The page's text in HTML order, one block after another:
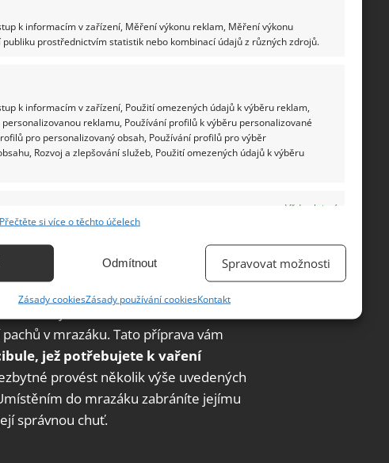
k informacím v zařízení, Měření výkonu reklam, Měření výkonu
prostřednictvím statistik nebo kombinací údajů z různých zdrojů.
k informacím v zařízení, Použití omezených údajů k výběru reklam,
reklamu, Používání profilů k výběru personalizované
pro personalizovaný obsah, Používání profilů pro výběr
Rozvoj a zlepšování služeb, Použití omezených údajů k výběru
Vždy aktivní
základě automaticky přenášených informací.
informací.
předcházení a zjišťování podvodů a
Poskytování a zobrazování reklamy a obsahu,
voleb ochrany osobních údajů.
Přečtěte si více o těchto účelech
Odmítnout Spravovat možnosti
Zásady cookiesZásady používání cookiesKontakt
osvědčilo i jinými výhodami.
do vroucí neosolené vody na 2
utěrkou a vložte do mrazicích
abyste ji mohli druhý den uvařit. Je to
Poté ji vložte do mrazicích sáčků
v mrazáku. Tato příprava vám
jež potřebujete k vaření
provést několik výše uvedených
do mrazáku zabráníte jejímu
správnou chuť.